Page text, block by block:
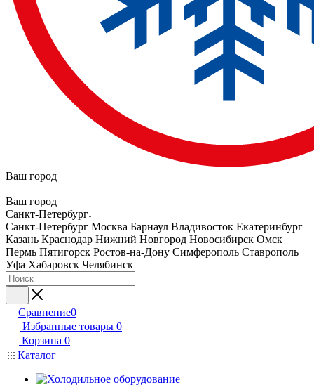
Ваш город
Ваш город
Санкт-Петербург
Санкт-Петербург Москва Барнаул Владивосток Екатеринбург
Казань Краснодар Нижний Новгород Новосибирск Омск
Пермь Пятигорск Ростов-на-Дону Симферополь Ставрополь
Уфа Хабаровск Челябинск
Сравнение0
Избранные товары 0
Корзина 0
Каталог